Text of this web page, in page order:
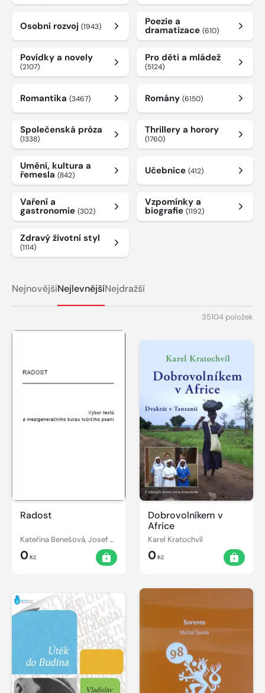
Osobní rozvoj (1943) Poezie a
dramatizace (610)
Povídky a novely
(2107)
Pro děti a mládež
(5124)
Romantika (3467) Romány (6150)
Společenská próza
(1338)
Thrillery a horory
(1760)
Umění, kultura a
řemesla (842) Učebnice (412)
Vaření a
gastronomie (302)
Vzpomínky a
biografie (1192)
Zdravý životní styl
(1114)
NejnovějšíNejlevnějšíNejdražší
35104 položek
Radost
Kateřina Benešová, Josef Beran
0Kč
Dobrovolníkem v
Africe
Karel Kratochvíl
0Kč